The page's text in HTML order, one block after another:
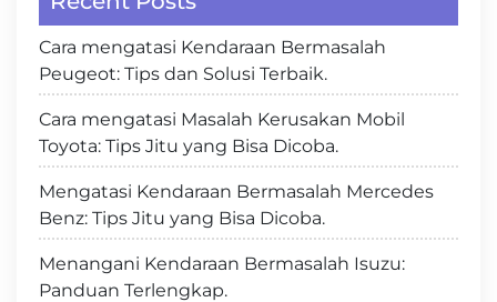
Cara mengatasi Kendaraan Bermasalah
Peugeot: Tips dan Solusi Terbaik.
Cara mengatasi Masalah Kerusakan Mobil
Toyota: Tips Jitu yang Bisa Dicoba.
Mengatasi Kendaraan Bermasalah Mercedes
Benz: Tips Jitu yang Bisa Dicoba.
Menangani Kendaraan Bermasalah Isuzu:
Panduan Terlengkap.